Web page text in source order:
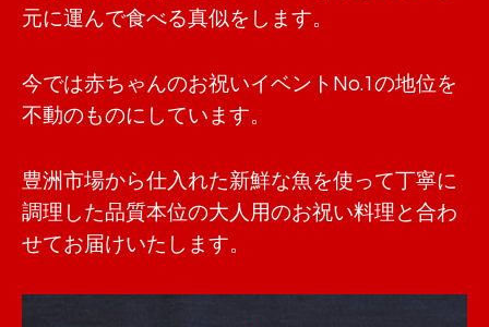
元に運んで食べる真似をします。
今では赤ちゃんのお祝いイベントNo.1の地位を
不動のものにしています。
豊洲市場から仕入れた新鮮な魚を使って丁寧に
調理した品質本位の大人用のお祝い料理と合わ
せてお届けいたします。